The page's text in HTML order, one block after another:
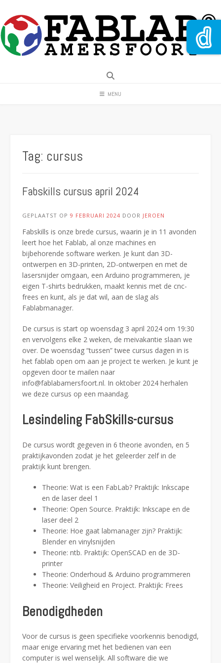
naar
inhoud
MENU
Tag: cursus
Fabskills cursus april 2024
GEPLAATST OP 9 FEBRUARI 2024 DOOR JEROEN
Fabskills is onze brede cursus, waarin je in 11 avonden
leert hoe het Fablab, al onze machines en
bijbehorende software werken. Je kunt dan 3D-
ontwerpen en 3D-printen, 2D-ontwerpen en met de
lasersnijder omgaan, een Arduino programmeren, je
eigen T-shirts bedrukken, maakt kennis met de cnc-
frees en kunt, als je dat wil, aan de slag als
Fablabmanager.
De cursus is start op woensdag 3 april 2024 om 19:30
en vervolgens elke 2 weken, de meivakantie slaan we
over. De woensdag “tussen” twee cursus dagen in is
het fablab open om aan je project te werken. Je kunt je
opgeven door te mailen naar
info@fablabamersfoort.nl. In oktober 2024 herhalen
we deze cursus op een maandag.
Lesindeling FabSkills-cursus
De cursus wordt gegeven in 6 theorie avonden, en 5
praktijkavonden zodat je het geleerder zelf in de
praktijk kunt brengen.
Theorie: Wat is een FabLab? Praktijk: Inkscape
en de laser deel 1
Theorie: Open Source. Praktijk: Inkscape en de
laser deel 2
Theorie: Hoe gaat labmanager zijn? Praktijk:
Blender en vinylsnijden
Theorie: ntb. Praktijk: OpenSCAD en de 3D-
printer
Theorie: Onderhoud & Arduino programmeren
Theorie: Veiligheid en Project. Praktijk: Frees
Benodigdheden
Voor de cursus is geen specifieke voorkennis benodigd,
maar enige ervaring met het bedienen van een
computer is wel wenselijk. All software die we